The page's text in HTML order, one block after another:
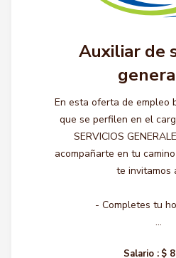
Auxiliar de
En esta oferta de empleo
que se perfilen en el
SERVICIOS
acompañarte en tu
te invitamos
- Completes tu
...
Salario : $